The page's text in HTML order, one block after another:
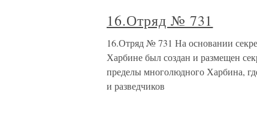
16.Отряд № 731
16.Отряд № 731 На основании
Харбине был создан и размещен
пределы многолюдного Харбина,
и разведчиков